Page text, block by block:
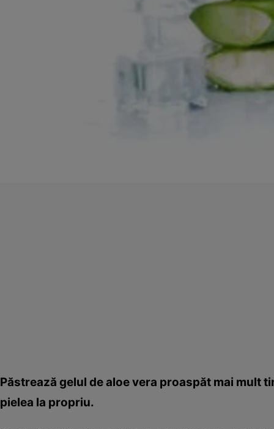
Păstrează gelul de aloe vera proaspăt mai mult
pielea la propriu.